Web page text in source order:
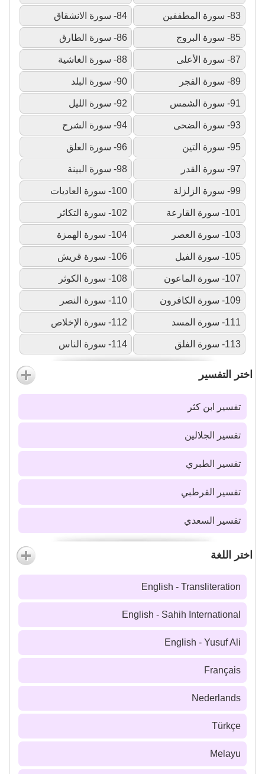
83- سورة المطففين 84- سورة الانشقاق
85- سورة البروج 86- سورة الطارق
87- سورة الأعلى 88- سورة الغاشية
89- سورة الفجر 90- سورة البلد
91- سورة الشمس 92- سورة الليل
93- سورة الضحى 94- سورة الشرح
95- سورة التين 96- سورة العلق
97- سورة القدر 98- سورة البينة
99- سورة الزلزلة 100- سورة العاديات
101- سورة القارعة 102- سورة التكاثر
103- سورة العصر 104- سورة الهمزة
105- سورة الفيل 106- سورة قريش
107- سورة الماعون 108- سورة الكوثر
109- سورة الكافرون 110- سورة النصر
111- سورة المسد 112- سورة الإخلاص
113- سورة الفلق 114- سورة الناس
اختر التفسير
تفسير ابن كثر
تفسير الجلالين
تفسير الطبري
تفسير القرطبي
تفسير السعدي
اختر اللغة
English - Transliteration
English - Sahih International
English - Yusuf Ali
Français
Nederlands
Türkçe
Melayu